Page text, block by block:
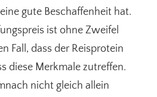
gute Beschaffenheit hat.
ist ohne Zweifel
Fall, dass der Reisprotein
diese Merkmale zutreffen.
nicht gleich allein